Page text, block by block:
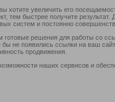
хотите увеличить его
тем быстрее получите
систем и постоянно
готовые решения для работы со
бы не появились ссылки на ваш
продвижения.
наших сервисов и